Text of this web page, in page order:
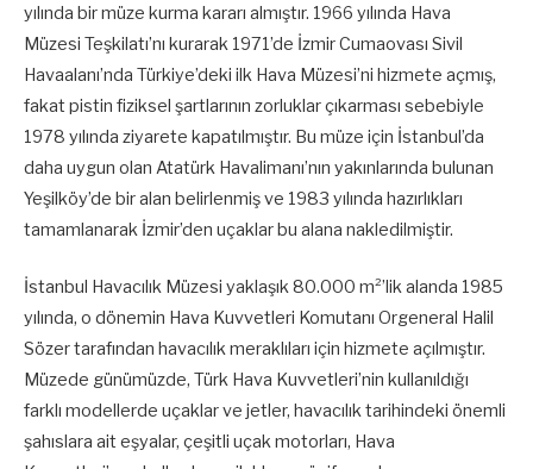
yılında bir müze kurma kararı almıştır. 1966 yılında Hava
Müzesi Teşkilatı’nı kurarak 1971’de İzmir Cumaovası Sivil
Havaalanı’nda Türkiye’deki ilk Hava Müzesi’ni hizmete açmış,
fakat pistin fiziksel şartlarının zorluklar çıkarması sebebiyle
1978 yılında ziyarete kapatılmıştır. Bu müze için İstanbul’da
daha uygun olan Atatürk Havalimanı’nın yakınlarında bulunan
Yeşilköy’de bir alan belirlenmiş ve 1983 yılında hazırlıkları
tamamlanarak İzmir’den uçaklar bu alana nakledilmiştir.
İstanbul Havacılık Müzesi yaklaşık 80.000 m²’lik alanda 1985
yılında, o dönemin Hava Kuvvetleri Komutanı Orgeneral Halil
Sözer tarafından havacılık meraklıları için hizmete açılmıştır.
Müzede günümüzde, Türk Hava Kuvvetleri’nin kullanıldığı
farklı modellerde uçaklar ve jetler, havacılık tarihindeki önemli
şahıslara ait eşyalar, çeşitli uçak motorları, Hava